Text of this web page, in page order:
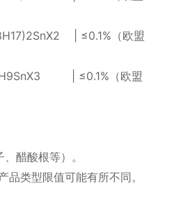
| ≤0.1%（欧盟
| ≤0.1%（欧盟
、醋酸根等）。
品类型限值可能有所不同。